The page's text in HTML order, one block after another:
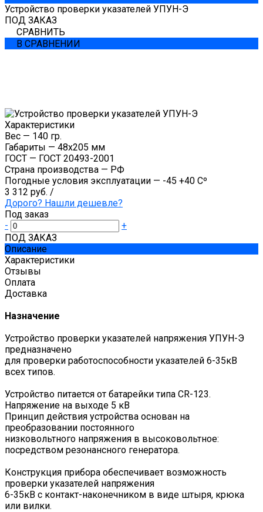
Устройство проверки указателей УПУН-Э
ПОД ЗАКАЗ
СРАВНИТЬ
В СРАВНЕНИИ
Характеристики
Вес — 140 гр.
Габариты — 48х205 мм
ГОСТ — ГОСТ 20493-2001
Страна производства — РФ
Погодные условия эксплуатации — -45 +40 Сº
3 312 руб. /
Дорого? Нашли дешевле?
Под заказ
-
+
ПОД ЗАКАЗ
Описание
Характеристики
Отзывы
Оплата
Доставка
Назначение
Устройство проверки указателей напряжения УПУН-Э
пред­наз­на­чено
для проверки работоспособности указателей 6-35кВ
всех типов.
Устройство питается от батарейки типа CR-123.
Напряжение на выходе 5 кВ
Принцип действия устройства основан на
преобразовании постоянного
низковольтного напряжения в высоковольтное:
посредством резонансного генератора.
Конструкция прибора обеспечивает возможность
проверки указателей напря­жения
6-35кВ с контакт-наконечником в виде штыря, крюка
или вилки.